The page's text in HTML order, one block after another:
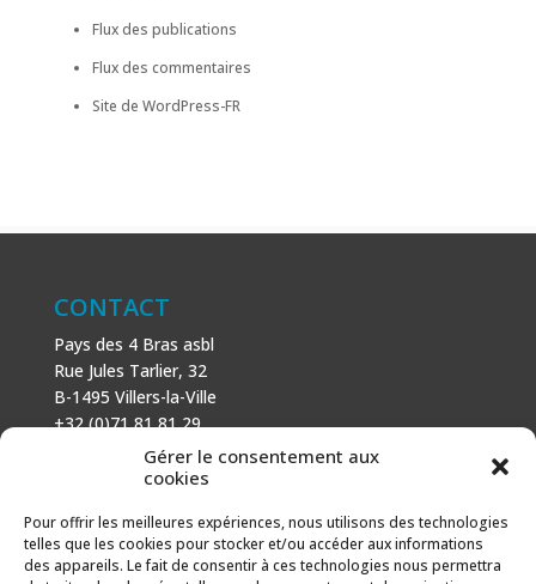
Gérer le consentement aux
cookies
Pour offrir les meilleures expériences, nous utilisons des technologies
telles que les cookies pour stocker et/ou accéder aux informations
des appareils. Le fait de consentir à ces technologies nous permettra
Flux des publications
Flux des commentaires
Site de WordPress-FR
CONTACT
Pays des 4 Bras asbl
Rue Jules Tarlier, 32
B-1495 Villers-la-Ville
+32 (0)71 81 81 29
N° d’entreprise : 666 464 432
Mentions légales
AVEC LE SOUTIEN DE